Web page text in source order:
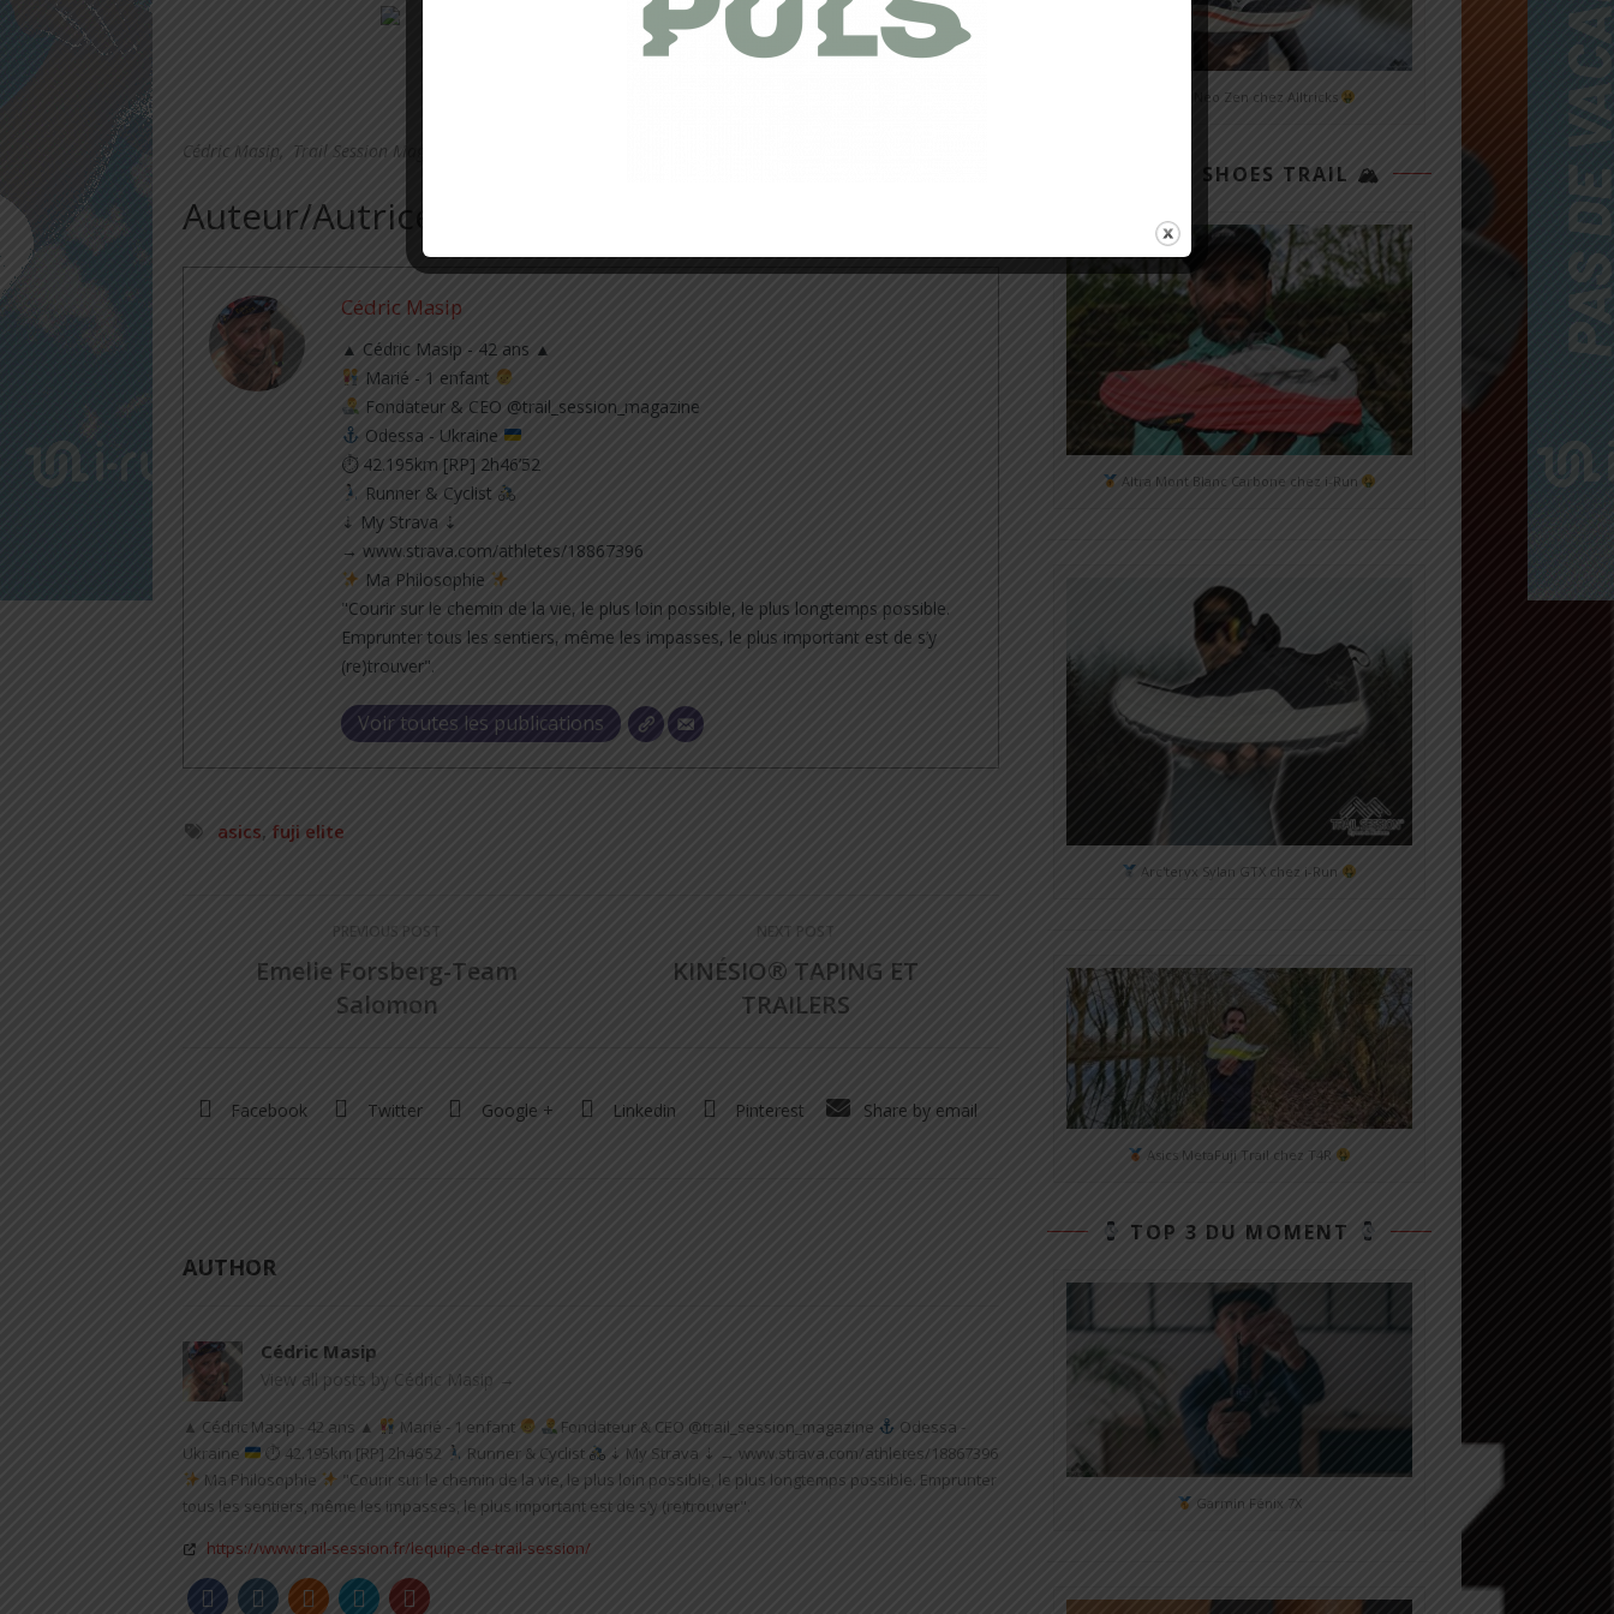
Cédric Masip, Trail Session Magazine, 2013.
Auteur/Autrice
Cédric Masip
▲ Cédric Masip - 42 ans ▲
Marié - 1 enfant
Fondateur & CEO @trail_session_magazine
Odessa - Ukraine
⏱ 42.195km [RP] 2h46’52
Runner & Cyclist
⇣ My Strava ⇣
→ www.strava.com/athletes/18867396
Ma Philosophie
"Courir sur le chemin de la vie, le plus loin possible, le plus longtemps possible.
Emprunter tous les sentiers, même les impasses, le plus important est de s’y
(re)trouver".
Voir toutes les publications
asics, fuji elite
PREVIOUS POST
Emelie Forsberg-Team
Salomon
NEXT POST
KINÉSIO® TAPING ET
TRAILERS
Facebook Twitter Google + Linkedin Pinterest Share by email
AUTHOR
Cédric Masip
View all posts by Cédric Masip →
▲ Cédric Masip - 42 ans ▲ Marié - 1 enfant Fondateur & CEO @trail_session_magazine
Odessa -
Ukraine
⏱ 42.195km [RP] 2h46’52 Runner & Cyclist
⇣ My Strava ⇣ → www.strava.com/athletes/18867396
Ma Philosophie
"Courir sur le chemin de la vie, le plus loin possible, le plus longtemps possible. Emprunter
tous les sentiers, même les impasses, le plus important est de s’y (re)trouver".
https://www.trail-session.fr/lequipe-de-trail-session/
Mizuno Neo Zen chez Alltricks
TOP 3 SHOES TRAIL 🏔
Altra Mont Blanc Carbone chez i-Run
Arc'teryx Sylan GTX chez i-Run
Asics MetaFuji Trail chez T4R
TOP 3 DU MOMENT
Garmin Fénix 7X